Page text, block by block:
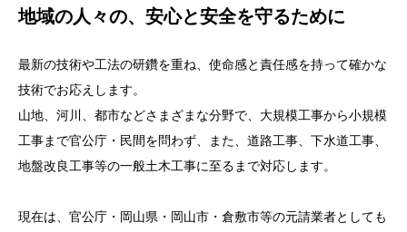
地域の人々の、安心と安全を守るために
最新の技術や工法の研鑽を重ね、使命感と責任感を持って確かな
技術でお応えします。
山地、河川、都市などさまざまな分野で、大規模工事から小規模
工事まで官公庁・民間を問わず、また、道路工事、下水道工事、
地盤改良工事等の一般土木工事に至るまで対応します。
現在は、官公庁・岡山県・岡山市・倉敷市等の元請業者としても